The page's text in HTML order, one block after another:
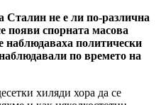
Сталин не е ли по-различна
появи спорната масова
наблюдаваха политически
по времето на
хиляди хора да се